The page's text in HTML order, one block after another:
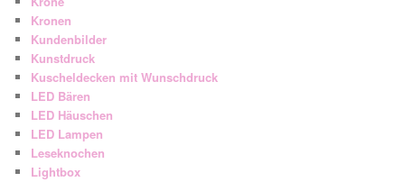
Kronen
Kundenbilder
Kunstdruck
Kuscheldecken mit Wunschdruck
LED Bären
LED Häuschen
LED Lampen
Leseknochen
Lightbox